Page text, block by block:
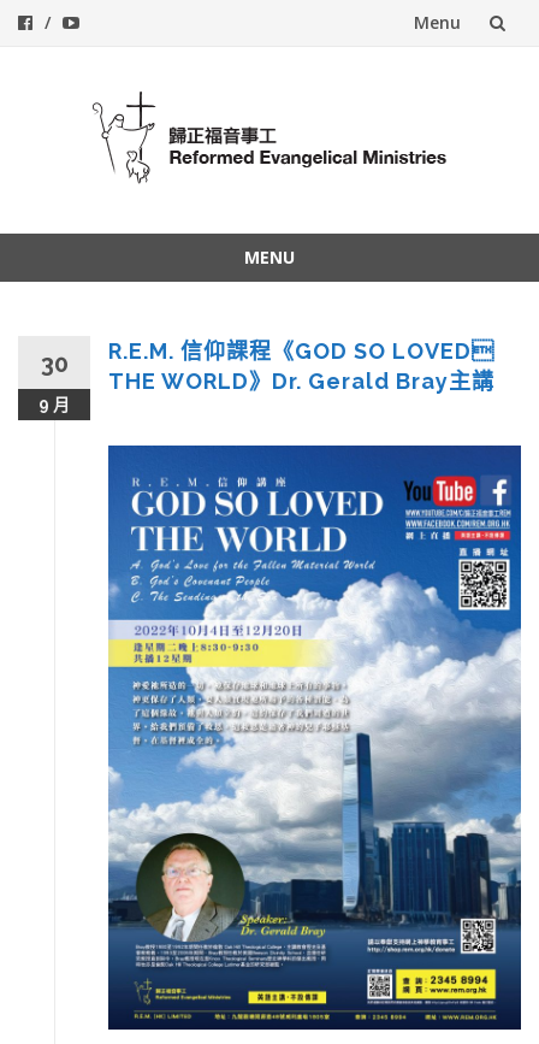
Menu
MENU
30
9 月
R.E.M. 信仰課程《GOD SO LOVED
THE WORLD》Dr. Gerald Bray主講